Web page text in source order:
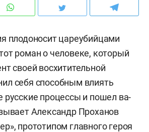
плодоносит цареубийцами
роман о человеке, который
своей восхитительной
себя способным влиять
русские процессы и пошел ва-
Александр Проханов
прототипом главного героя